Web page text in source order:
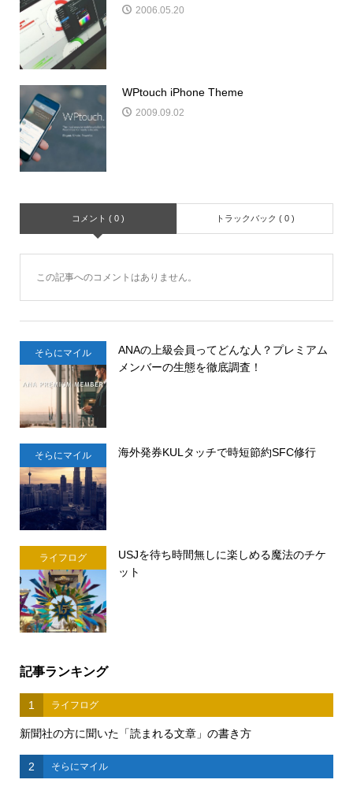
2006.05.20
WPtouch iPhone Theme
2009.09.02
コメント ( 0 ) トラックバック ( 0 )
この記事へのコメントはありません。
そらにマイル
ANAの上級会員ってどんな人？プレミアム
メンバーの生態を徹底調査！
そらにマイル 海外発券KULタッチで時短節約SFC修行
ライフログ
USJを待ち時間無しに楽しめる魔法のチケ
ット
記事ランキング
1 ライフログ
新聞社の方に聞いた「読まれる文章」の書き方
2 そらにマイル